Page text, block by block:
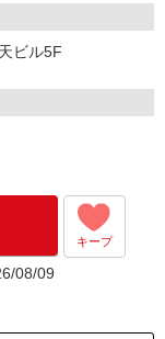
ビル5F
キープ
08/09